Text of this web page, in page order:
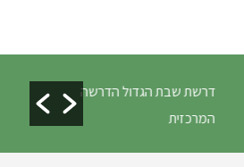
דרשת שבת הגדול הדרשה
המרכזית